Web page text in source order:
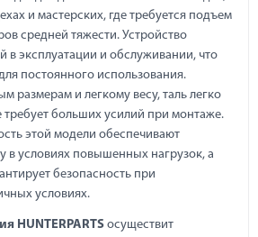
и мастерских, где требуется подъем
средней тяжести. Устройство
в эксплуатации и обслуживании, что
постоянного использования.
размерам и легкому весу, таль легко
требует больших усилий при монтаже.
этой модели обеспечивают
в условиях повышенных нагрузок, а
безопасность при
условиях.
HUNTERPARTS осуществит